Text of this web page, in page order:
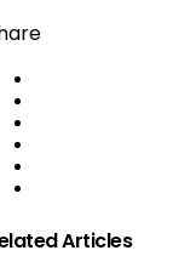
Articles